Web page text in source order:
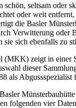
seltsam oder
oder weit
die Basler
Verwitterung oder
sie sich ebenfalls zu
(MKK) zeigt in einer
dieser
als Abgussspezialist
folgenden vier